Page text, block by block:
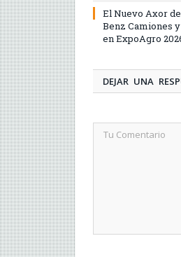
El Nuevo Axor
Benz Camiones
en ExpoAgro
DEJAR UNA